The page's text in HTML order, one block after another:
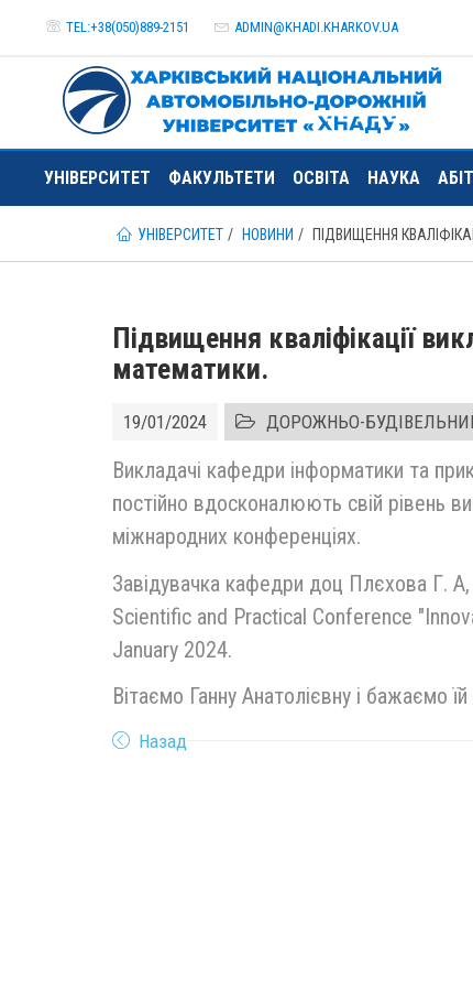
TEL:+38(050)889-2151 ADMIN@KHADI.KHARKOV.UA
УНІВЕРСИТЕТ ФАКУЛЬТЕТИ ОСВІТА НАУКА
УНІВЕРСИТЕТ НОВИНИ ПІДВИЩЕННЯ
Підвищення кваліфікації
математики.
19/01/2024 ДОРОЖНЬО-
Викладачі кафедри інформатики та
постійно вдосконалюють свій рівень
міжнародних конференціях.
Завідувачка кафедри доц Плєхова Г.
Scientific and Practical Conference
January 2024.
Вітаємо Ганну Анатолієвну і бажаємо
Назад